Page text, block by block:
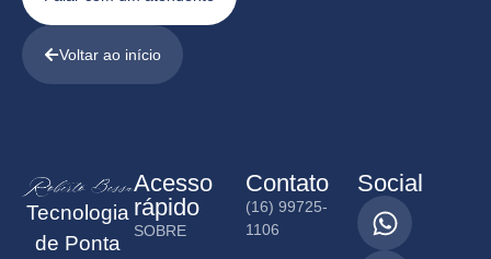
Voltar ao início
Tecnologia
de Ponta
Acesso
rápido
SOBRE
Contato
(16) 99725-
1106
Social